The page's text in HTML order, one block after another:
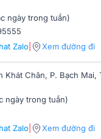
CT3600 sử
và nâng cao hiệu
kết hợp quạt làm
liên tục. Các linh
thọ lâu dài.
ngày trong tuần)
Zalo| Xem đường đi
Khát Chân, P. Bạch Mai,
ngày trong tuần)
Zalo| Xem đường đi